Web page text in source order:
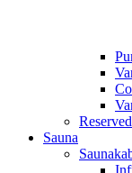
Sauna